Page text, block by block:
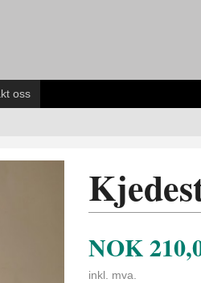
oss
NOK
inkl. mva.